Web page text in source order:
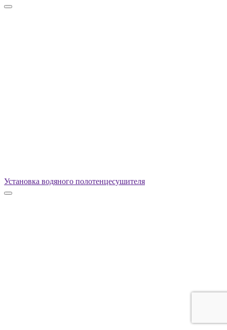
Установка водяного полотенцесушителя